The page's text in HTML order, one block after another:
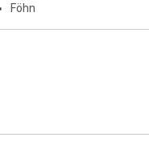
Föhn